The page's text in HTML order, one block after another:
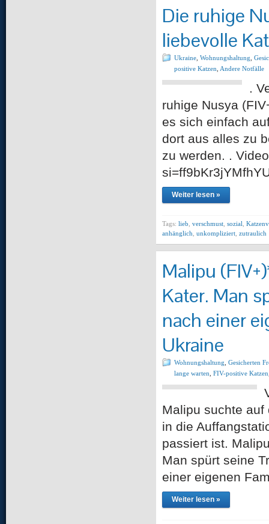
Die ruhige
liebevolle
Ukraine Wohnungshaltung
positive Katzen Andere Notfälle
.
ruhige Nusya
es sich einfach
dort aus alles zu
zu werden. .
Weiter lesen »
Tags: lieb verschmust sozial
anhänglich unkompliziert zutraulich
Malipu
Kater. Man
nach einer
Ukraine
Wohnungshaltung Gesicherten
lange warten FIV-positive Katzen
Malipu suchte
in die
passiert ist.
Man spürt seine
einer eigenen
Weiter lesen »